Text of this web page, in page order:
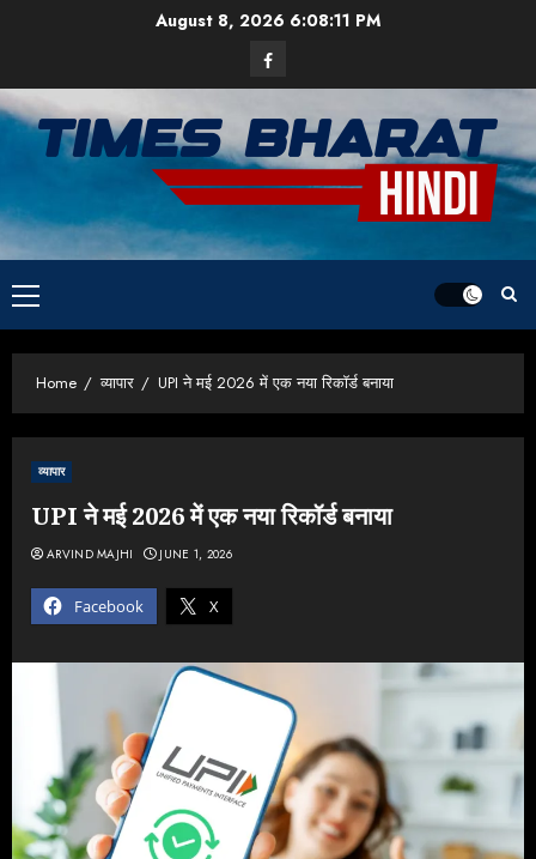
August 8, 2026 6:08:11 PM
Facebook
Primary
Menu
Home व्यापार UPI ने मई 2026 में एक नया रिकॉर्ड बनाया
व्यापार
UPI ने मई 2026 में एक नया रिकॉर्ड बनाया
Facebook X
ARVIND MAJHI JUNE 1, 2026